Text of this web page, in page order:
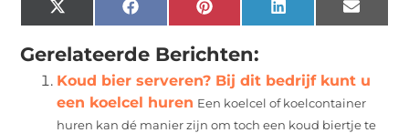
X
(Twitter)
FacebookPinterest LinkedIn Email
Gerelateerde Berichten:
Koud bier serveren? Bij dit bedrijf kunt u
een koelcel huren Een koelcel of koelcontainer
huren kan dé manier zijn om toch een koud biertje te